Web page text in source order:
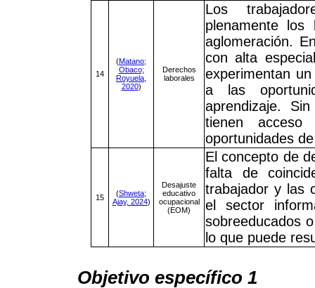
14
(Matano;
Obaco;
Royuela,
2020)
Derechos
laborales
Los
plenamente los
aglomeración.
con alta
experimentan
a las
aprendizaje.
tienen
oportunidades
15 (Shweta;
Ajay, 2024)
Desajuste
educativo
ocupacional
(EOM)
El concepto de
falta de
trabajador y las
el sector
sobreeducados
lo que puede
Objetivo específico 1